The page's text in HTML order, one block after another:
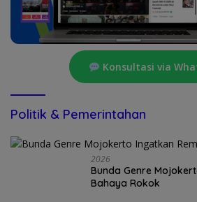
Konsultasi via
Politik & Pemerintahan
2026
Bunda Genre
Bahaya Rokok